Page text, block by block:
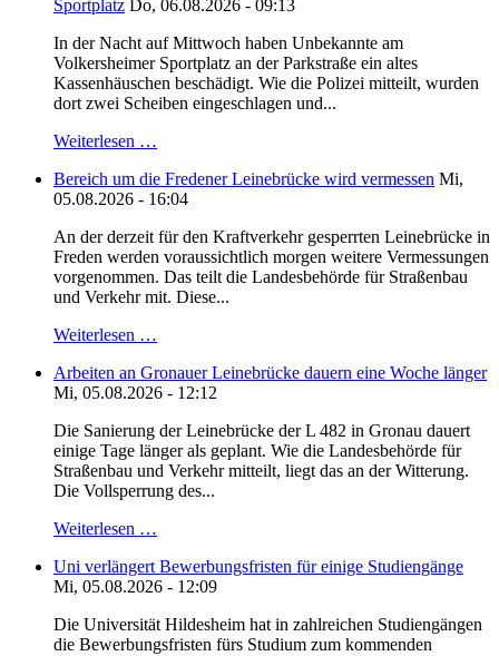
Sportplatz Do, 06.08.2026 - 09:13
In der Nacht auf Mittwoch haben Unbekannte am
Volkersheimer Sportplatz an der Parkstraße ein altes
Kassenhäuschen beschädigt. Wie die Polizei mitteilt, wurden
dort zwei Scheiben eingeschlagen und...
Weiterlesen …
Bereich um die Fredener Leinebrücke wird vermessen Mi,
05.08.2026 - 16:04
An der derzeit für den Kraftverkehr gesperrten Leinebrücke in
Freden werden voraussichtlich morgen weitere Vermessungen
vorgenommen. Das teilt die Landesbehörde für Straßenbau
und Verkehr mit. Diese...
Weiterlesen …
Arbeiten an Gronauer Leinebrücke dauern eine Woche länger
Mi, 05.08.2026 - 12:12
Die Sanierung der Leinebrücke der L 482 in Gronau dauert
einige Tage länger als geplant. Wie die Landesbehörde für
Straßenbau und Verkehr mitteilt, liegt das an der Witterung.
Die Vollsperrung des...
Weiterlesen …
Uni verlängert Bewerbungsfristen für einige Studiengänge
Mi, 05.08.2026 - 12:09
Die Universität Hildesheim hat in zahlreichen Studiengängen
die Bewerbungsfristen fürs Studium zum kommenden